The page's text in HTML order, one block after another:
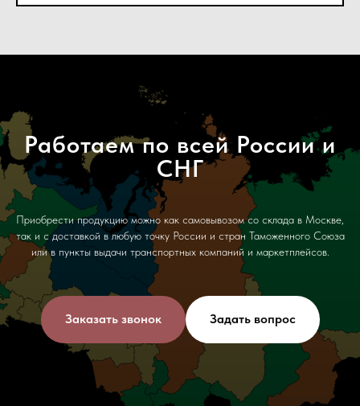
Работаем по всей России и
СНГ
Приобрести продукцию можно как самовывозом со склада в Москве,
так и с доставкой в любую точку России и стран Таможенного Союза
или в пункты выдачи транспортных компаний и маркетплейсов.
Заказать звонок Задать вопрос